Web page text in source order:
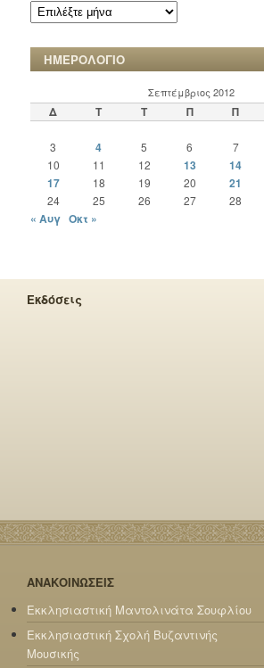
ΑΡΧΕΙΟ
ΧΡΟΝΙΚΩΝ
ΗΜΕΡΟΛΟΓΙΟ
Σεπτέμβριος 2012
Δ Τ Τ Π Π
3
4 5 6 7
10
11 12 13 14
17 18 19 20 21
24 25 26 27 28
« Αυγ Οκτ »
Εκδόσεις
ΑΝΑΚΟΙΝΩΣΕΙΣ
Εκκλησιαστική Μαντολινάτα Σουφλίου
Εκκλησιαστική Σχολή Βυζαντινής
Μουσικής